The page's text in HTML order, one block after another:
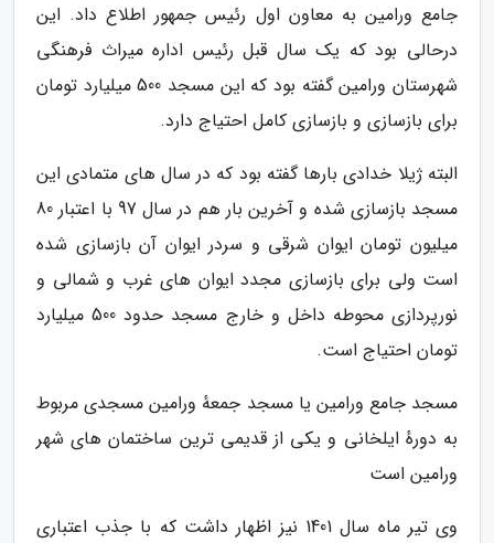
جامع ورامین به معاون اول رئیس جمهور اطلاع داد. این
درحالی بود که یک سال قبل رئیس اداره میراث فرهنگی
شهرستان ورامین گفته بود که این مسجد 500 میلیارد تومان
برای بازسازی و بازسازی کامل احتیاج دارد.
البته ژیلا خدادی بارها گفته بود که در سال های متمادی این
مسجد بازسازی شده و آخرین بار هم در سال 97 با اعتبار 80
میلیون تومان ایوان شرقی و سردر ایوان آن بازسازی شده
است ولی برای بازسازی مجدد ایوان های غرب و شمالی و
نورپردازی محوطه داخل و خارج مسجد حدود 500 میلیارد
تومان احتیاج است.
مسجد جامع ورامین یا مسجد جمعهٔ ورامین مسجدی مربوط
به دورهٔ ایلخانی و یکی از قدیمی ترین ساختمان های شهر
ورامین است
وی تیر ماه سال 1401 نیز اظهار داشت که با جذب اعتباری